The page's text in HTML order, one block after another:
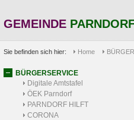
GEMEINDE
Sie befinden sich hier: Home
BÜRGERSERVICE
Digitale Amtstafel
ÖEK Parndorf
PARNDORF HILFT
CORONA